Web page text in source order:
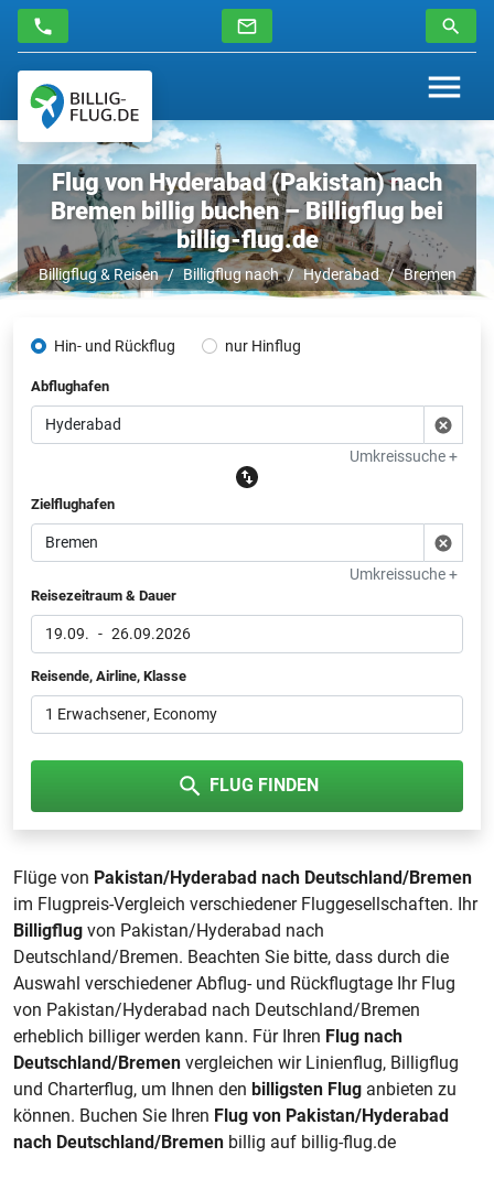
Flug von Hyderabad (Pakistan) nach
Bremen billig buchen – Billigflug bei
billig-flug.de
Billigflug & Reisen Billigflug nach Hyderabad Bremen
Hin- und Rückflug nur Hinflug
Abflughafen
Umkreissuche +
Zielflughafen
Umkreissuche +
Reisezeitraum & Dauer
19.09. - 26.09.2026
Reisende, Airline, Klasse
1 Erwachsener, Economy
FLUG FINDEN
Flüge von Pakistan/Hyderabad nach Deutschland/Bremen
im Flugpreis-Vergleich verschiedener Fluggesellschaften. Ihr
Billigflug von Pakistan/Hyderabad nach
Deutschland/Bremen. Beachten Sie bitte, dass durch die
Auswahl verschiedener Abflug- und Rückflugtage Ihr Flug
von Pakistan/Hyderabad nach Deutschland/Bremen
erheblich billiger werden kann. Für Ihren Flug nach
Deutschland/Bremen vergleichen wir Linienflug, Billigflug
und Charterflug, um Ihnen den billigsten Flug anbieten zu
können. Buchen Sie Ihren Flug von Pakistan/Hyderabad
nach Deutschland/Bremen billig auf billig-flug.de